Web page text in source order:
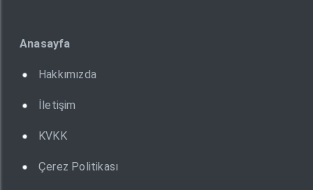
Anasayfa
Hakkımızda
İletişim
KVKK
Çerez Politikası